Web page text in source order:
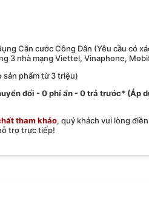
Căn cước Công Dân (Yêu cầu có
3 nhà mạng Viettel, Vinaphone,
sản phẩm từ 3 triệu)
đổi - 0 phí ẩn - 0 trả trước* (Áp
tham khảo, quý khách vui lòng
trợ trực tiếp!